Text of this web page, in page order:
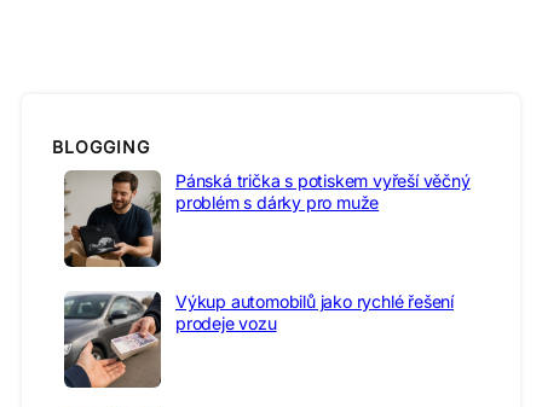
BLOGGING
Pánská trička s potiskem vyřeší věčný
problém s dárky pro muže
Výkup automobilů jako rychlé řešení
prodeje vozu